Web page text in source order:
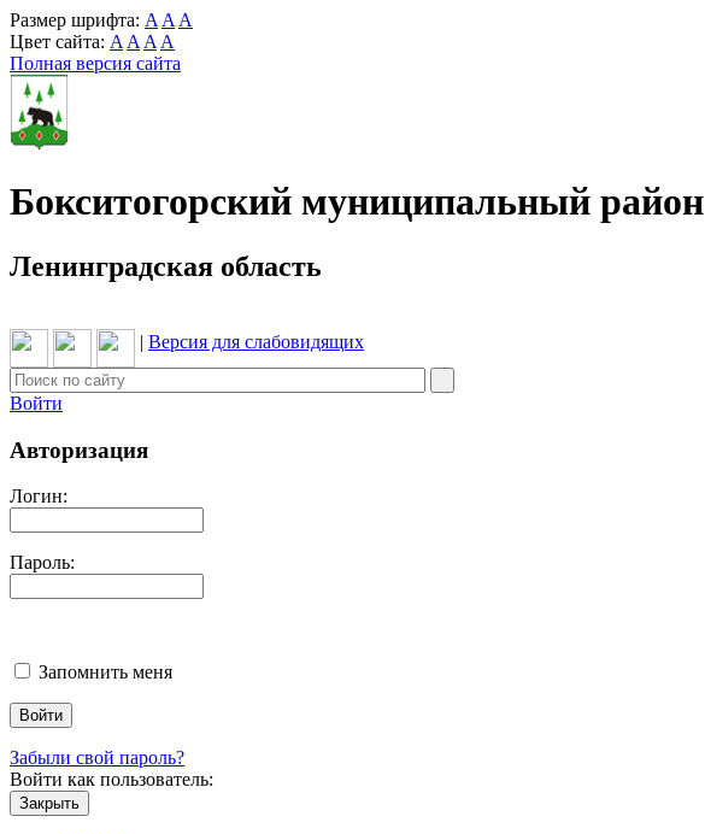
Размер шрифта: A A A
Цвет сайта: A A A A
Полная версия сайта
Бокситогорский муниципальный район
Ленинградская область
| Версия для слабовидящих
Войти
Авторизация
Логин:
Пароль:
Запомнить меня
Забыли свой пароль?
Войти как пользователь:
Закрыть